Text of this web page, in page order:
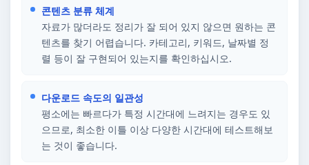
콘텐츠 분류 체계
자료가 많더라도 정리가 잘 되어 있지 않으면 원하는 콘
텐츠를 찾기 어렵습니다. 카테고리, 키워드, 날짜별 정
렬 등이 잘 구현되어 있는지를 확인하십시오.
다운로드 속도의 일관성
평소에는 빠르다가 특정 시간대에 느려지는 경우도 있
으므로, 최소한 이틀 이상 다양한 시간대에 테스트해보
는 것이 좋습니다.